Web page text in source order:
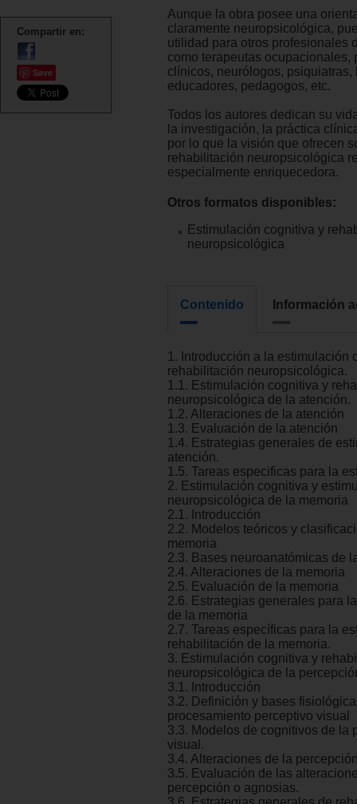
Compartir en:
Save
Aunque la obra posee una
claramente neuropsicológica,
utilidad para otros profesionales
como terapeutas ocupacionales,
clínicos, neurólogos, psiquiatras,
educadores, pedagogos, etc.
Todos los autores dedican su
la investigación, la práctica
por lo que la visión que ofrecen
rehabilitación neuropsicológica
especialmente enriquecedora.
Otros formatos disponibles:
Estimulación cognitiva y
neuropsicológica
Contenido Información
1. Introducción a la estimulación
rehabilitación neuropsicológica.
1.1. Estimulación cognitiva y
neuropsicológica de la atención.
1.2. Alteraciones de la atención
1.3. Evaluación de la atención
1.4. Estrategias generales de
atención.
1.5. Tareas especificas para la
2. Estimulación cognitiva y
neuropsicológica de la memoria
2.1. Introducción
2.2. Modelos teóricos y
memoria
2.3. Bases neuroanatómicas de
2.4. Alteraciones de la memoria
2.5. Evaluación de la memoria
2.6. Estrategias generales para
de la memoria
2.7. Tareas específicas para la
rehabilitación de la memoria.
3. Estimulación cognitiva y
neuropsicológica de la
3.1. Introducción
3.2. Definición y bases
procesamiento perceptivo visual
3.3. Modelos de cognitivos de la
visual.
3.4. Alteraciones de la
3.5. Evaluación de las
percepción o agnosias.